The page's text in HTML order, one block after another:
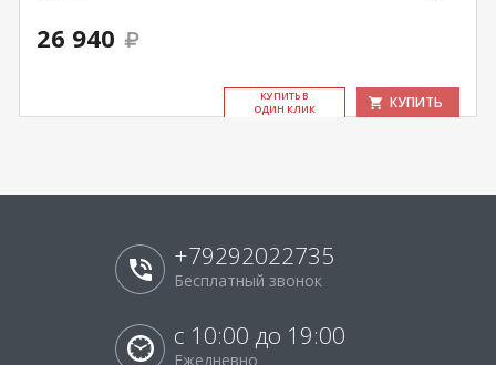
26 940
КУ­ПИТЬ В
ОДИН КЛИК
КУПИТЬ
+79292022735
Бесплатный звонок
с 10:00 до 19:00
Ежедневно